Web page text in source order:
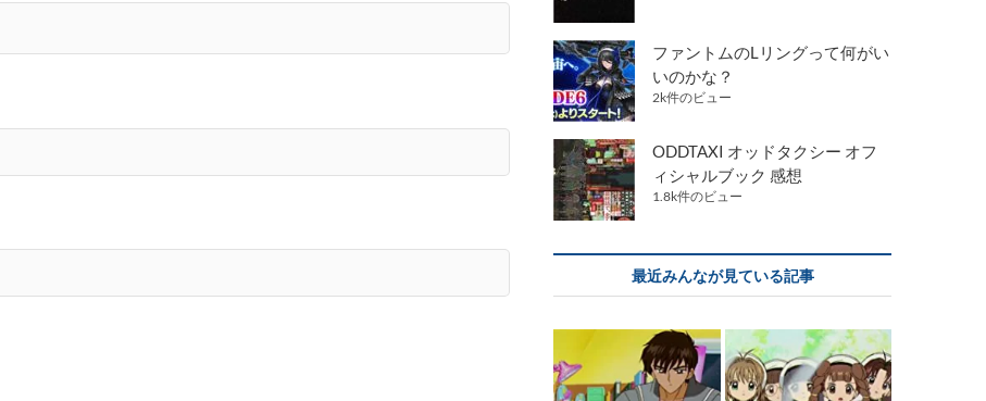
ファントムのLリングって何がい
いのかな？
2k件のビュー
ODDTAXI オッドタクシー オフ
ィシャルブック 感想
1.8k件のビュー
最近みんなが見ている記事